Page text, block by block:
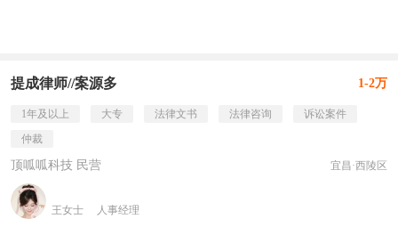
提成律师//案源多 1-2万
1年及以上 大专 法律文书 法律咨询
诉讼案件
仲裁
顶呱呱科技 民营 宜昌·西陵区
王女士 人事经理